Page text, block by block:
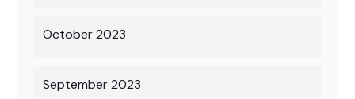
October 2023
September 2023